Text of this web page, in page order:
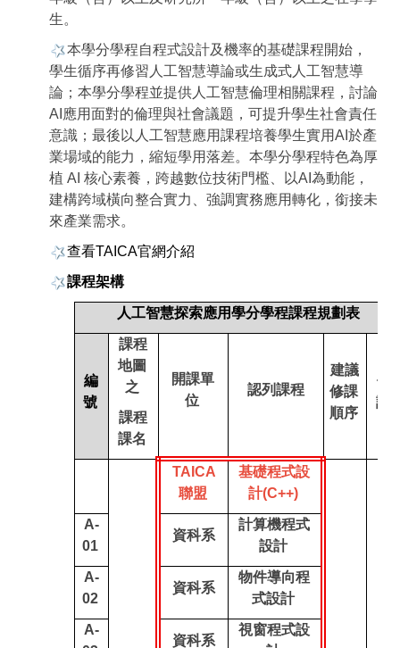
生。
本學分學程自程式設計及機率的基礎課程開始，
學生循序再修習人工智慧導論或生成式人工智慧導
論；本學分學程並提供人工智慧倫理相關課程，討論
AI應用面對的倫理與社會議題，可提升學生社會責任
意識；最後以人工智慧應用課程培養學生實用AI於產
業場域的能力，縮短學用落差。本學分學程特色為厚
植 AI 核心素養，跨越數位技術門檻、以AI為動能，
建構跨域橫向整合實力、強調實務應用轉化，銜接未
來產業需求。
查看TAICA官網介紹
課程架構
人工智慧探索應用學分學程課程規劃表
編
號
課程
地圖
之
課程
課名
開課單
位
認列課程
建議
修課
順序
備
註
TAICA
聯盟
基礎程式設
計(C++)
A-
01
資科系
計算機程式
設計
A-
02
資科系
物件導向程
式設計
A-
資科系
視窗程式設